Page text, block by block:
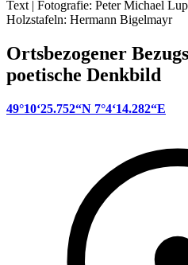
Text | Fotografie: Peter Michael
Holzstafeln: Hermann Bigelmayr
Ortsbezogener
poetische Denkbild
49°10‘25.752“N 7°4‘14.282“E